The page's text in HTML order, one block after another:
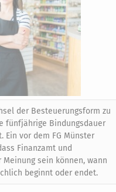
der Besteuerungsform zu
fünfjährige Bindungsdauer
Ein vor dem FG Münster
Finanzamt und
sein können, wann
beginnt oder endet.